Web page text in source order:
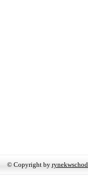
© Copyright by